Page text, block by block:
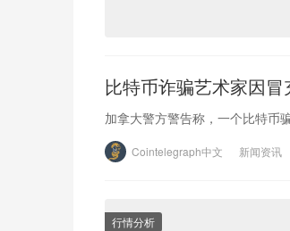
比特币诈骗艺术家因
加拿大警方警告称，一个比特币
Cointelegraph中文 新闻资讯
行情分析